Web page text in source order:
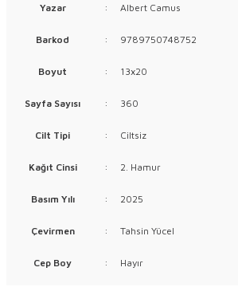
Yazar : Albert Camus
Barkod : 9789750748752
Boyut : 13x20
Sayfa Sayısı : 360
Cilt Tipi : Ciltsiz
Kağıt Cinsi : 2. Hamur
Basım Yılı : 2025
Çevirmen : Tahsin Yücel
Cep Boy : Hayır